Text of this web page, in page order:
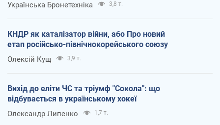
Українська Бронетехніка 3,8 т.
КНДР як каталізатор війни, або Про новий
етап російсько-північнокорейського союзу
Олексій Кущ 3,9 т.
Вихід до еліти ЧС та тріумф "Сокола": що
відбувається в українському хокеї
Олександр Липенко 1,7 т.